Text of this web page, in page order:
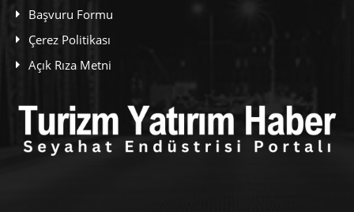
Başvuru Formu
Çerez Politikası
Açık Rıza Metni